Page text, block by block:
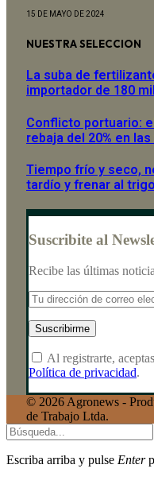
15 DE MAYO DE 2024
NUESTRA SELECCION
La suba de
importador de 180
Conflicto portuario:
rebaja del 20% en
Tiempo frío y seco,
tardío y frenar al
Suscribite al
Recibe las últimas
Al registrarte,
Política de privacidad.
© 2026 Agronews -
de Trabajo Ltda.
Escriba arriba y pulse Enter